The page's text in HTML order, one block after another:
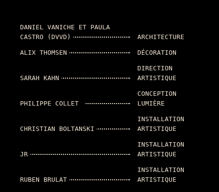
DANIEL VANICHE ET PAULA
CASTRO (DVVD)
ARCHITECTURE
ALIX THOMSEN DÉCORATION
SARAH KAHN
DIRECTION
ARTISTIQUE
PHILIPPE COLLET
CONCEPTION
LUMIÈRE
CHRISTIAN BOLTANSKI
INSTALLATION
ARTISTIQUE
JR
INSTALLATION
ARTISTIQUE
RUBEN BRULAT
INSTALLATION
ARTISTIQUE